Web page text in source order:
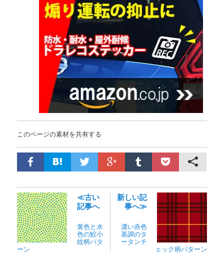
このページの素材を共有する
≪古い
記事へ
黄色と水
色の鮫小
紋柄パタ
ーン
新しい記
事へ≫
濃い赤色
基調のタ
ータンチ
ェック柄パターン